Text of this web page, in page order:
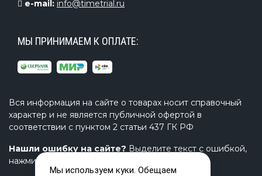
e-mail: info@timetrial.ru
МЫ ПРИНИМАЕМ К ОПЛАТЕ:
Вся информация на сайте о товарах носит справочный
характер и не является публичной офертой в
соответствии с пунктом 2 статьи 437 ГК РФ
Нашли ошибку на сайте? Выделите текст с ошибкой,
нажмите Ctrl+Enter и напишите нам.
Мы используем куки. Обещаем